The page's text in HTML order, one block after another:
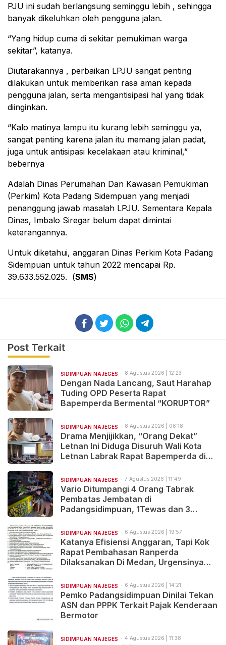
PJU ini sudah berlangsung seminggu lebih , sehingga
banyak dikeluhkan oleh pengguna jalan.
“Yang hidup cuma di sekitar pemukiman warga
sekitar”, katanya.
Diutarakannya , perbaikan LPJU sangat penting
dilakukan untuk memberikan rasa aman kepada
pengguna jalan, serta mengantisipasi hal yang tidak
diinginkan.
“Kalo matinya lampu itu kurang lebih seminggu ya,
sangat penting karena jalan itu memang jalan padat,
juga untuk antisipasi kecelakaan atau kriminal,”
bebernya
Adalah Dinas Perumahan Dan Kawasan Pemukiman
(Perkim) Kota Padang Sidempuan yang menjadi
penanggung jawab masalah LPJU. Sementara Kepala
Dinas, Imbalo Siregar belum dapat dimintai
keterangannya.
Untuk diketahui, anggaran Dinas Perkim Kota Padang
Sidempuan untuk tahun 2022 mencapai Rp.
39.633.552.025. (SMS)
Post Terkait
SIDIMPUAN NAJEGES 8 Agustus 2026 | 12:23
Dengan Nada Lancang, Saut Harahap
Tuding OPD Peserta Rapat
Bapemperda Bermental “KORUPTOR”
SIDIMPUAN NAJEGES 8 Agustus 2026 | 06:18
Drama Menjijikkan, “Orang Dekat”
Letnan Ini Diduga Disuruh Wali Kota
Letnan Labrak Rapat Bapemperda di
SIDIMPUAN NAJEGES 7 Agustus 2026 | 11:49
Vario Ditumpangi 4 Orang Tabrak
Pembatas Jembatan di
Padangsidimpuan, 1Tewas dan 3
SIDIMPUAN NAJEGES 6 Agustus 2026 | 19:57
Katanya Efisiensi Anggaran, Tapi Kok
Rapat Pembahasan Ranperda
Dilaksanakan Di Medan, Urgensinya
SIDIMPUAN NAJEGES 6 Agustus 2026 | 14:21
Pemko Padangsidimpuan Dinilai Tekan
ASN dan PPPK Terkait Pajak Kenderaan
Bermotor
SIDIMPUAN NAJEGES 4 Agustus 2026 | 11:38